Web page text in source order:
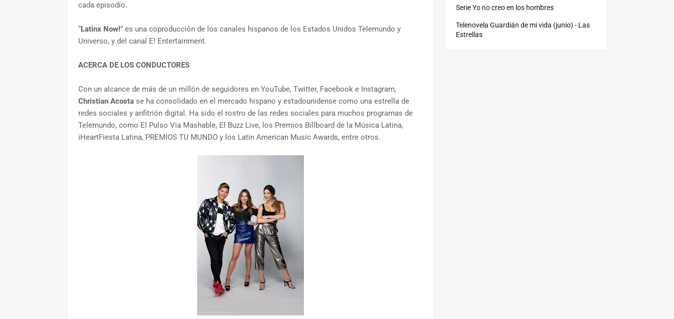
cada episodio.
“Latinx Now!” es una coproducción de los canales hispanos de los Estados Unidos Telemundo y
Universo, y del canal E! Entertainment.
ACERCA DE LOS CONDUCTORES
Con un alcance de más de un millón de seguidores en YouTube, Twitter, Facebook e Instagram,
Christian Acostase ha consolidado en el mercado hispano y estadounidense como una estrella de
redes sociales y anfitrión digital. Ha sido el rostro de las redes sociales para muchos programas de
Telemundo, como El Pulso Via Mashable, El Buzz Live, los Premios Billboard de la Música Latina,
iHeartFiesta Latina, PREMIOS TU MUNDO y los Latin American Music Awards, entre otros.
Serie Yo no creo en los hombres
Telenovela Guardián de mi vida (junio) - Las
Estrellas